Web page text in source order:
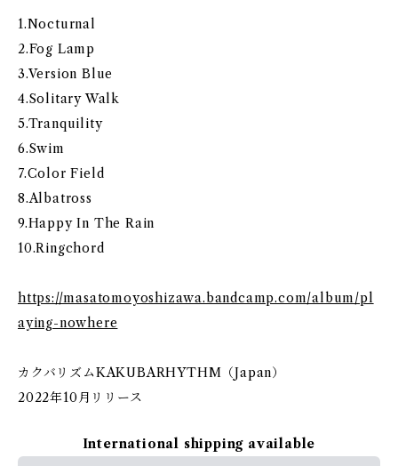
1.Nocturnal
2.Fog Lamp
3.Version Blue
4.Solitary Walk
5.Tranquility
6.Swim
7.Color Field
8.Albatross
9.Happy In The Rain
10.Ringchord
https://masatomoyoshizawa.bandcamp.com/album/pl
aying-nowhere
カクバリズムKAKUBARHYTHM（Japan）
2022年10月リリース
International shipping available